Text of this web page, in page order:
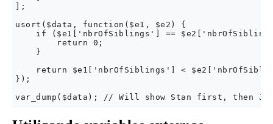
];
usort($data, function($e1, $e2) {
if ($e1['nbrOfSiblings'] ==
        return 0;
    }
return $e1['nbrOfSiblings'] <
});